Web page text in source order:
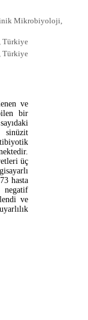
Mikrobiyoloji,
Türkiye
Türkiye
ve
bir
üç
hasta
ve